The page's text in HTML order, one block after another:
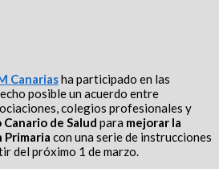
Canariasha participado en las
posible un acuerdo entre
colegios profesionales y
de Salud para mejorar la
con una serie de instrucciones
del próximo 1 de marzo.